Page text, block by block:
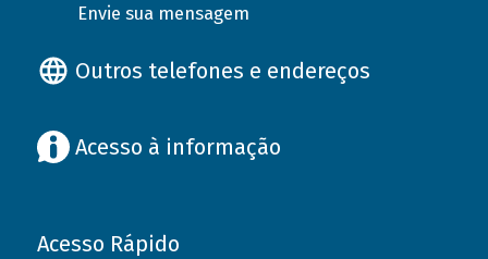
Envie sua mensagem
Outros telefones e endereços
Acesso à informação
Acesso Rápido